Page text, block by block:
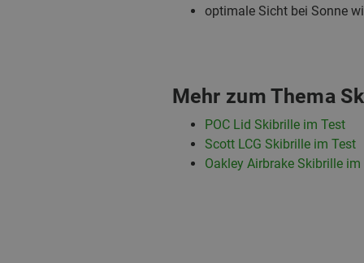
optimale Sicht bei Sonne
Mehr zum Thema
POC Lid Skibrille im Test
Scott LCG Skibrille im Test
Oakley Airbrake Skibrille im